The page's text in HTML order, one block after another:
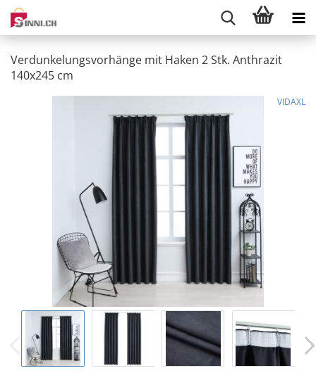
Verdunkelungsvorhänge mit Haken 2 Stk. Anthrazit
140x245 cm
VIDAXL